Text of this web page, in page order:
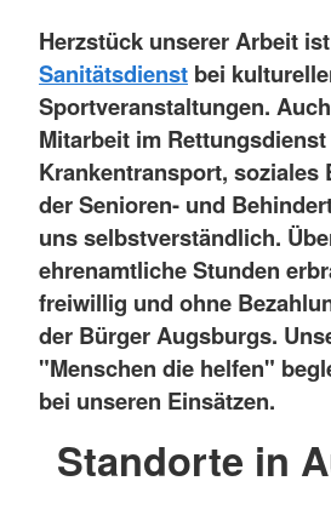
Herzstück unserer Arbeit
Sanitätsdienst bei
Sportveranstaltungen.
Mitarbeit im
Krankentransport, soziales
der Senioren- und
uns selbstverständlich.
ehrenamtliche Stunden
freiwillig und ohne
der Bürger Augsburgs.
"Menschen die helfen"
bei unseren Einsätzen.
Standorte in